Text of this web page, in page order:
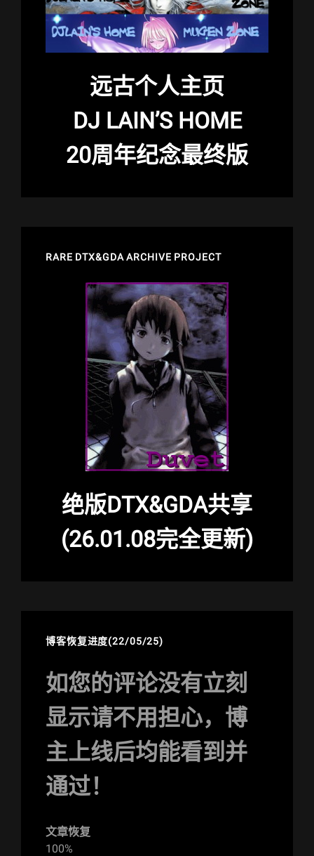
远古个人主页
DJ LAIN’S HOME
20周年纪念最终版
RARE DTX&GDA ARCHIVE PROJECT
绝版DTX&GDA共享
(26.01.08完全更新)
博客恢复进度(22/05/25)
如您的评论没有立刻
显示请不用担心，博
主上线后均能看到并
通过！
文章恢复
100%